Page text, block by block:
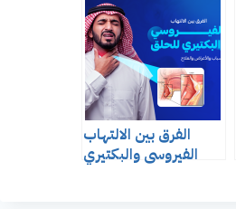
الفرق بين الالتهاب
الفيروسي والبكتيري